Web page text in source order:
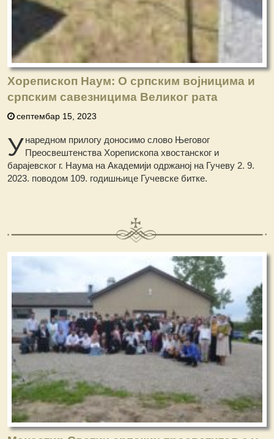
Хорепископ Наум: О српским војницима и
српским савезницима Великог рата
септембар 15, 2023
Унаредном прилогу доносимо слово Његовог
Преосвештенства Хорепископа хвостанског и
барајевског г. Наума на Академији одржаној на Гучеву 2. 9.
2023. поводом 109. годишњице Гучевске битке.